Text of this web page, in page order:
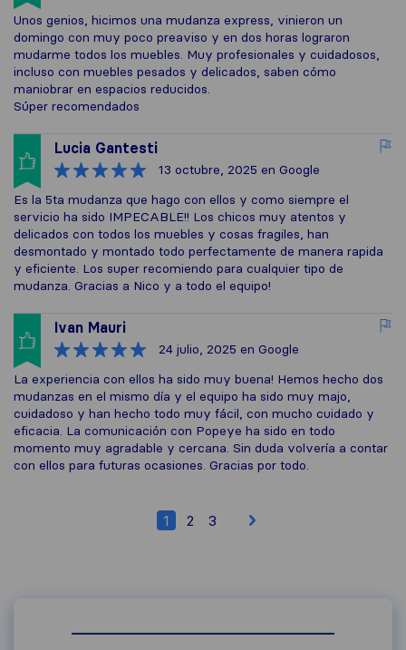
Unos genios, hicimos una mudanza express, vinieron un
domingo con muy poco preaviso y en dos horas lograron
mudarme todos los muebles. Muy profesionales y cuidadosos,
incluso con muebles pesados y delicados, saben cómo
maniobrar en espacios reducidos.
Súper recomendados
Lucia Gantesti
13 octubre, 2025 en Google
Es la 5ta mudanza que hago con ellos y como siempre el
servicio ha sido IMPECABLE!! Los chicos muy atentos y
delicados con todos los muebles y cosas fragiles, han
desmontado y montado todo perfectamente de manera rapida
y eficiente. Los super recomiendo para cualquier tipo de
mudanza. Gracias a Nico y a todo el equipo!
Ivan Mauri
24 julio, 2025 en Google
La experiencia con ellos ha sido muy buena! Hemos hecho dos
mudanzas en el mismo día y el equipo ha sido muy majo,
cuidadoso y han hecho todo muy fácil, con mucho cuidado y
eficacia. La comunicación con Popeye ha sido en todo
momento muy agradable y cercana. Sin duda volvería a contar
con ellos para futuras ocasiones. Gracias por todo.
1 2 3